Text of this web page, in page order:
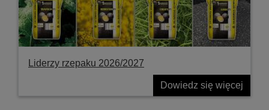
Liderzy rzepaku 2026/2027
Dowiedz się więcej